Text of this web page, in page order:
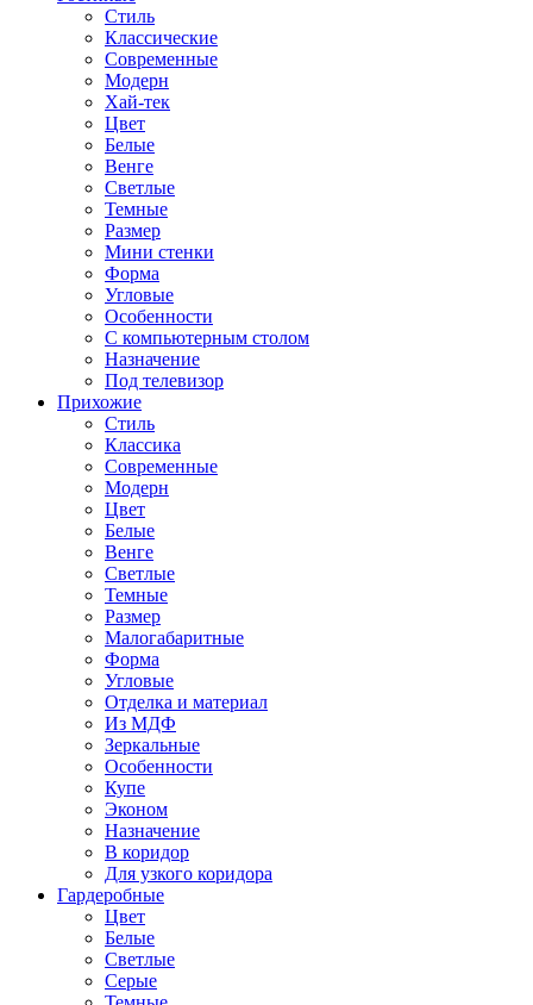
Стиль
Классические
Современные
Модерн
Хай-тек
Цвет
Белые
Венге
Светлые
Темные
Размер
Мини стенки
Форма
Угловые
Особенности
С компьютерным столом
Назначение
Под телевизор
Прихожие
Стиль
Классика
Современные
Модерн
Цвет
Белые
Венге
Светлые
Темные
Размер
Малогабаритные
Форма
Угловые
Отделка и материал
Из МДФ
Зеркальные
Особенности
Купе
Эконом
Назначение
В коридор
Для узкого коридора
Гардеробные
Цвет
Белые
Светлые
Серые